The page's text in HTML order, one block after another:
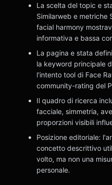
La scelta del topic e
Similarweb e metriche
facial harmony
informativa e bassa
La pagina e stata
la keyword principale
l'intento tool di Face
community-rating del
Il quadro di ricerca
facciale, simmetria,
proporzioni visibili
Posizione editoriale:
concetto descrittivo
volto, ma non una
personale.